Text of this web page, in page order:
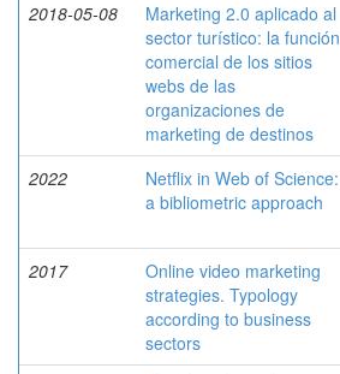
2018-05-08
Marketing 2.0 aplicado al
sector turístico: la función
comercial de los sitios
webs de las
organizaciones de
marketing de destinos
2022
Netflix in Web of Science:
a bibliometric approach
2017
Online video marketing
strategies. Typology
according to business
sectors